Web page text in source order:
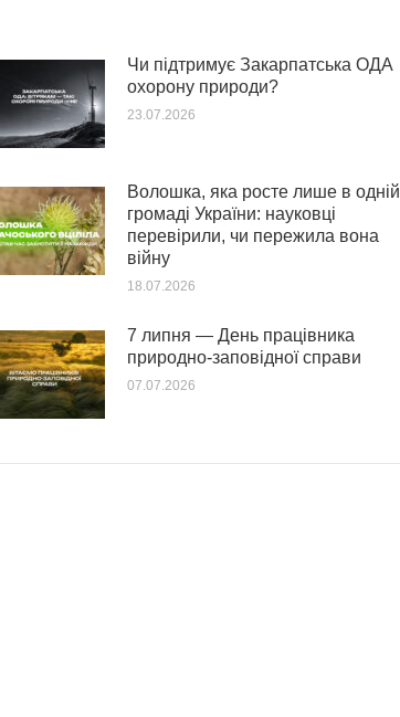
Чи підтримує Закарпатська ОДА
охорону природи?
23.07.2026
Волошка, яка росте лише в одній
громаді України: науковці
перевірили, чи пережила вона
війну
18.07.2026
7 липня — День працівника
природно-заповідної справи
07.07.2026